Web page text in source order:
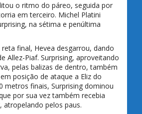
o ritmo do páreo, seguida por
em terceiro. Michel Platini
na sétima e penúltima
final, Hevea desgarrou, dando
Allez-Piaf. Surprising, aproveitando
pelas balizas de dentro, também
posição de ataque a Eliz do
metros finais, Surprising dominou
por sua vez também recebia
atropelando pelos paus.